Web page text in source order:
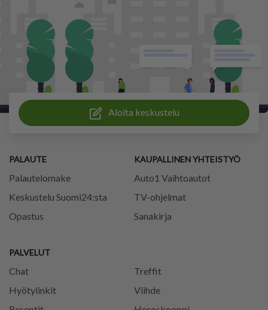
Aloita keskustelu
PALAUTE
Palautelomake
Keskustelu Suomi24:sta
Opastus
PALVELUT
Chat
Treffit
Hyötylinkit
Viihde
KAUPALLINEN YHTEISTYÖ
Auto1 Vaihtoautot
TV-ohjelmat
Sanakirja